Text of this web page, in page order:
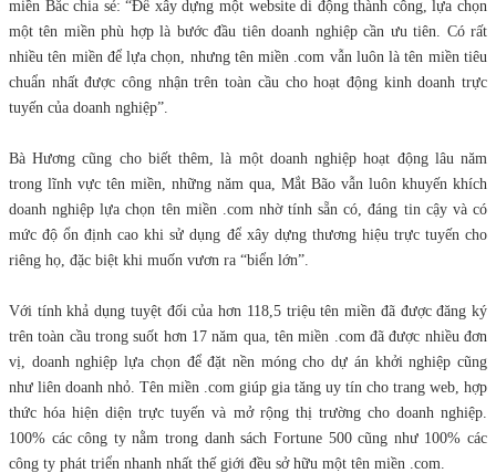
miền Bắc chia sẻ: “Để xây dựng một website di động thành công, lựa chọn
một tên miền phù hợp là bước đầu tiên doanh nghiệp cần ưu tiên. Có rất
nhiều tên miền để lựa chọn, nhưng tên miền .com vẫn luôn là tên miền tiêu
chuẩn nhất được công nhận trên toàn cầu cho hoạt động kinh doanh trực
tuyến của doanh nghiệp”.
Bà Hương cũng cho biết thêm, là một doanh nghiệp hoạt động lâu năm
trong lĩnh vực tên miền, những năm qua, Mắt Bão vẫn luôn khuyến khích
doanh nghiệp lựa chọn tên miền .com nhờ tính sẵn có, đáng tin cậy và có
mức độ ổn định cao khi sử dụng để xây dựng thương hiệu trực tuyến cho
riêng họ, đặc biệt khi muốn vươn ra “biển lớn”.
Với tính khả dụng tuyệt đối của hơn 118,5 triệu tên miền đã được đăng ký
trên toàn cầu trong suốt hơn 17 năm qua, tên miền .com đã được nhiều đơn
vị, doanh nghiệp lựa chọn để đặt nền móng cho dự án khởi nghiệp cũng
như liên doanh nhỏ. Tên miền .com giúp gia tăng uy tín cho trang web, hợp
thức hóa hiện diện trực tuyến và mở rộng thị trường cho doanh nghiệp.
100% các công ty nằm trong danh sách Fortune 500 cũng như 100% các
công ty phát triển nhanh nhất thế giới đều sở hữu một tên miền .com.